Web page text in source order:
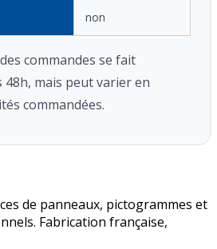
non
commandes se fait
mais peut varier en
commandées.
de panneaux, pictogrammes et
Fabrication française,